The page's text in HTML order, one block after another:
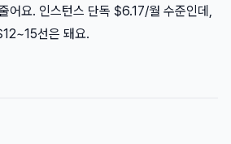
어요. 인스턴스 단독 $6.17/월 수준인데,
선은 돼요.